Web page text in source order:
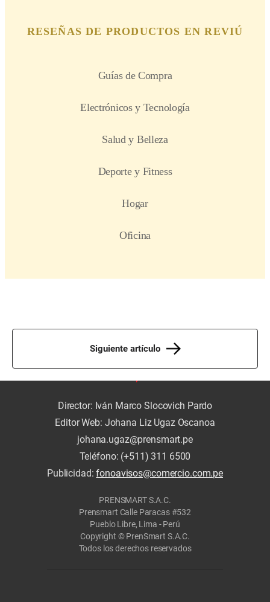
Siguiente artículo
Director: Iván Marco Slocovich Pardo
Editor Web: Johana Liz Ugaz Oscanoa
johana.ugaz@prensmart.pe
Teléfono: (+511) 311 6500
Publicidad:fonoavisos@comercio.com.pe
PRENSMART S.A.C.
Prensmart Calle Paracas #532
Pueblo Libre, Lima - Perú
Copyright © PrenSmart S.A.C.
Todos los derechos reservados